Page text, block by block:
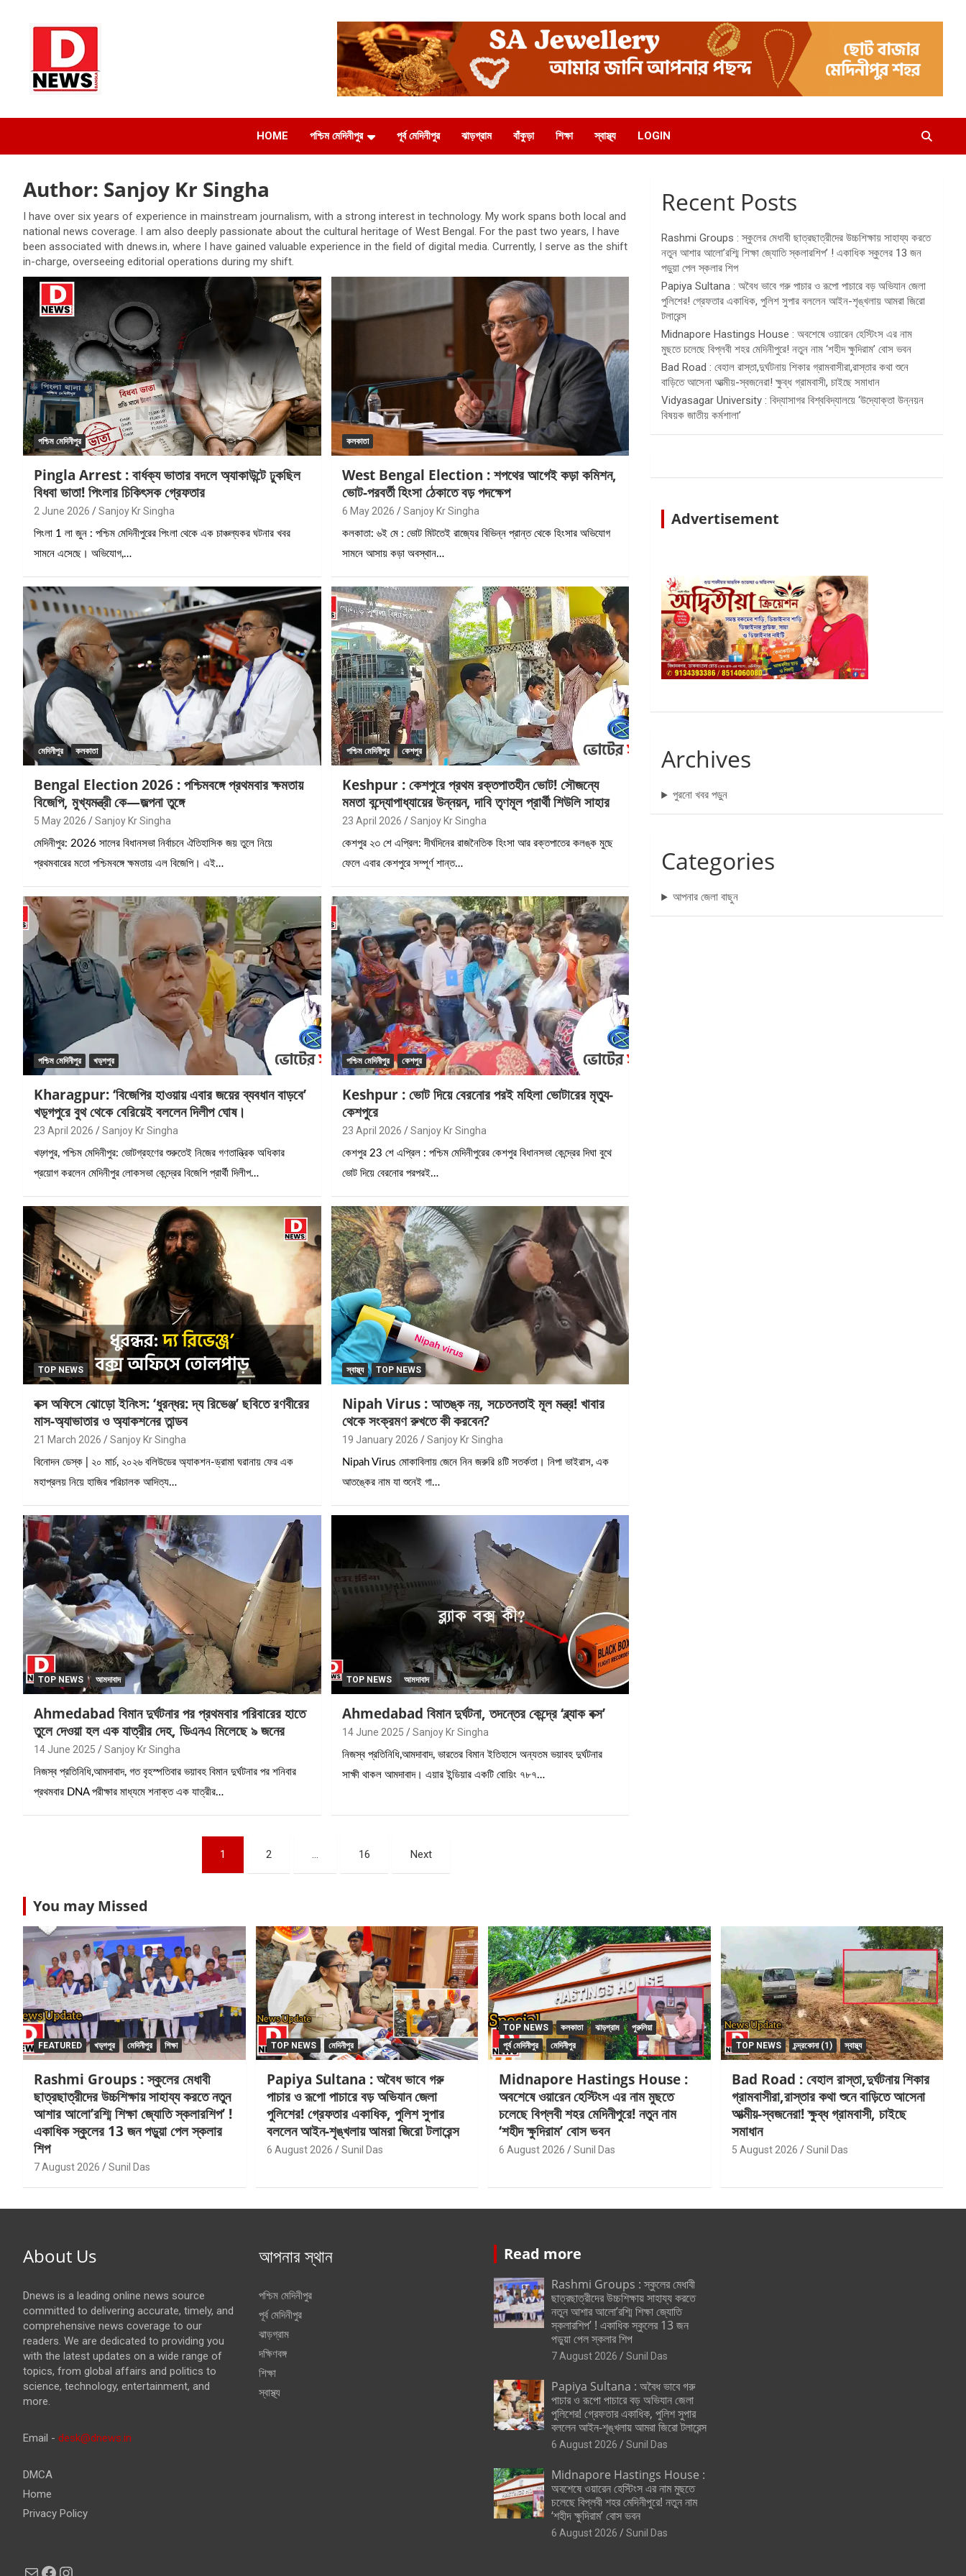
Dnews
#Medinipur24X7News
HOME
পশ্চিম মেদিনীপুর পূর্ব মেদিনীপুর ঝাড়গ্রাম বাঁকুড়া শিক্ষা স্বাস্থ্য LOGIN
Author: Sanjoy Kr Singha
I have over six years of experience in mainstream journalism, with a strong interest in technology. My work spans both local and
national news coverage. I am also deeply passionate about the cultural heritage of West Bengal. For the past two years, I have
been associated with dnews.in, where I have gained valuable experience in the field of digital media. Currently, I serve as the shift
in-charge, overseeing editorial operations during my shift.
পশ্চিম মেদিনীপুর
Pingla Arrest : বার্ধক্য ভাতার বদলে অ্যাকাউন্টে ঢুকছিল
বিধবা ভাতা! পিংলার চিকিৎসক গ্রেফতার
2 June 2026 Sanjoy Kr Singha
পিংলা 1 লা জুন : পশ্চিম মেদিনীপুরের পিংলা থেকে এক চাঞ্চল্যকর ঘটনার খবর
সামনে এসেছে। অভিযোগ,…
কলকাতা
West Bengal Election : শপথের আগেই কড়া কমিশন,
ভোট-পরবর্তী হিংসা ঠেকাতে বড় পদক্ষেপ
6 May 2026 Sanjoy Kr Singha
কলকাতা: ৬ই মে : ভোট মিটতেই রাজ্যের বিভিন্ন প্রান্ত থেকে হিংসার অভিযোগ
সামনে আসায় কড়া অবস্থান…
মেদিনীপুর কলকাতা
Bengal Election 2026 : পশ্চিমবঙ্গে প্রথমবার ক্ষমতায়
বিজেপি, মুখ্যমন্ত্রী কে—জল্পনা তুঙ্গে
5 May 2026 Sanjoy Kr Singha
মেদিনীপুর: 2026 সালের বিধানসভা নির্বাচনে ঐতিহাসিক জয় তুলে নিয়ে
প্রথমবারের মতো পশ্চিমবঙ্গে ক্ষমতায় এল বিজেপি। এই…
পশ্চিম মেদিনীপুর কেশপুর
Keshpur : কেশপুরে প্রথম রক্তপাতহীন ভোট! সৌজন্যে
মমতা বন্দ্যোপাধ্যায়ের উন্নয়ন, দাবি তৃণমূল প্রার্থী শিউলি সাহার
23 April 2026 Sanjoy Kr Singha
কেশপুর ২৩ শে এপ্রিল: দীর্ঘদিনের রাজনৈতিক হিংসা আর রক্তপাতের কলঙ্ক মুছে
ফেলে এবার কেশপুরে সম্পূর্ণ শান্ত…
পশ্চিম মেদিনীপুর খড়্গপুর
Kharagpur: ‘বিজেপির হাওয়ায় এবার জয়ের ব্যবধান বাড়বে’
খড়্গপুরে বুথ থেকে বেরিয়েই বললেন দিলীপ ঘোষ।
23 April 2026 Sanjoy Kr Singha
খড়্গপুর, পশ্চিম মেদিনীপুর: ভোটগ্রহণের শুরুতেই নিজের গণতান্ত্রিক অধিকার
প্রয়োগ করলেন মেদিনীপুর লোকসভা কেন্দ্রের বিজেপি প্রার্থী দিলীপ…
পশ্চিম মেদিনীপুর কেশপুর
Keshpur : ভোট দিয়ে বেরনোর পরই মহিলা ভোটারের মৃত্যু-
কেশপুরে
23 April 2026 Sanjoy Kr Singha
কেশপুর 23 শে এপ্রিল : পশ্চিম মেদিনীপুরের কেশপুর বিধানসভা কেন্দ্রের দিঘা বুথে
ভোট দিয়ে বেরনোর পরপরই…
TOP NEWS
বক্স অফিসে ঝোড়ো ইনিংস: ‘ধুরন্ধর: দ্য রিভেঞ্জ’ ছবিতে রণবীরের
মাস-অ্যাভাতার ও অ্যাকশনের তান্ডব
21 March 2026 Sanjoy Kr Singha
বিনোদন ডেস্ক | ২০ মার্চ, ২০২৬ বলিউডের অ্যাকশন-ড্রামা ঘরানায় ফের এক
মহাপ্রলয় নিয়ে হাজির পরিচালক আদিত্য…
স্বাস্থ্য TOP NEWS
Nipah Virus : আতঙ্ক নয়, সচেতনতাই মূল মন্ত্র! খাবার
থেকে সংক্রমণ রুখতে কী করবেন?
19 January 2026 Sanjoy Kr Singha
Nipah Virus মোকাবিলায় জেনে নিন জরুরি ৪টি সতর্কতা। নিপা ভাইরাস, এক
আতঙ্কের নাম যা শুনেই গা…
TOP NEWS আমদাবাদ
Ahmedabad বিমান দুর্ঘটনার পর প্রথমবার পরিবারের হাতে
তুলে দেওয়া হল এক যাত্রীর দেহ, ডিএনএ মিলেছে ৯ জনের
14 June 2025 Sanjoy Kr Singha
নিজস্ব প্রতিনিধি,আমদাবাদ, গত বৃহস্পতিবার ভয়াবহ বিমান দুর্ঘটনার পর শনিবার
প্রথমবার DNA পরীক্ষার মাধ্যমে শনাক্ত এক যাত্রীর…
TOP NEWS আমদাবাদ
Ahmedabad বিমান দুর্ঘটনা, তদন্তের কেন্দ্রে ‘ব্ল্যাক বক্স’
14 June 2025 Sanjoy Kr Singha
নিজস্ব প্রতিনিধি,আমদাবাদ, ভারতের বিমান ইতিহাসে অন্যতম ভয়াবহ দুর্ঘটনার
সাক্ষী থাকল আমদাবাদ। এয়ার ইন্ডিয়ার একটি বোয়িং ৭৮৭…
1 2 … 16 Next
Recent Posts
Rashmi Groups : স্কুলের মেধাবী ছাত্রছাত্রীদের উচ্চশিক্ষায় সাহায্য করতে
নতুন আশার আলো’রশ্মি শিক্ষা জ্যোতি স্কলারশিপ’ ! একাধিক স্কুলের 13 জন
পড়ুয়া পেল স্কলার শিপ
Papiya Sultana : অবৈধ ভাবে গরু পাচার ও রূপো পাচারে বড় অভিযান জেলা
পুলিশের! গ্রেফতার একাধিক, পুলিশ সুপার বললেন আইন-শৃঙ্খলায় আমরা জিরো
টলারেন্স
Midnapore Hastings House : অবশেষে ওয়ারেন হেস্টিংস এর নাম
মুছতে চলেছে বিপ্লবী শহর মেদিনীপুরে! নতুন নাম ‘শহীদ ক্ষুদিরাম’ বোস ভবন
Bad Road : বেহাল রাস্তা,দুর্ঘটনায় শিকার গ্রামবাসীরা,রাস্তার কথা শুনে
বাড়িতে আসেনা আত্মীয়-স্বজনেরা! ক্ষুব্ধ গ্রামবাসী, চাইছে সমাধান
Vidyasagar University : বিদ্যাসাগর বিশ্ববিদ্যালয়ে ‘উদ্যোক্তা উন্নয়ন
বিষয়ক জাতীয় কর্মশালা’
Advertisement
Archives
পুরনো খবর পড়ুন
Categories
আপনার জেলা বাছুন
You may Missed
FEATURED খড়্গপুর মেদিনীপুর শিক্ষা
Rashmi Groups : স্কুলের মেধাবী
ছাত্রছাত্রীদের উচ্চশিক্ষায় সাহায্য করতে নতুন
আশার আলো’রশ্মি শিক্ষা জ্যোতি স্কলারশিপ’ !
একাধিক স্কুলের 13 জন পড়ুয়া পেল স্কলার
শিপ
7 August 2026 Sunil Das
TOP NEWS মেদিনীপুর
Papiya Sultana : অবৈধ ভাবে গরু
পাচার ও রূপো পাচারে বড় অভিযান জেলা
পুলিশের! গ্রেফতার একাধিক, পুলিশ সুপার
বললেন আইন-শৃঙ্খলায় আমরা জিরো টলারেন্স
6 August 2026 Sunil Das
TOP NEWS কলকাতা ঝাড়গ্রাম
পুরুলিয়া
পূর্ব মেদিনীপুর
মেদিনীপুর
Midnapore Hastings House :
অবশেষে ওয়ারেন হেস্টিংস এর নাম মুছতে
চলেছে বিপ্লবী শহর মেদিনীপুরে! নতুন নাম
‘শহীদ ক্ষুদিরাম’ বোস ভবন
6 August 2026 Sunil Das
TOP NEWS চন্দ্রকোনা (1) স্বাস্থ্য
Bad Road : বেহাল রাস্তা,দুর্ঘটনায় শিকার
গ্রামবাসীরা,রাস্তার কথা শুনে বাড়িতে আসেনা
আত্মীয়-স্বজনেরা! ক্ষুব্ধ গ্রামবাসী, চাইছে
সমাধান
5 August 2026 Sunil Das
About Us
Dnews is a leading online news source
committed to delivering accurate, timely, and
comprehensive news coverage to our
readers. We are dedicated to providing you
with the latest updates on a wide range of
topics, from global affairs and politics to
science, technology, entertainment, and
more.
Email - desk@dnews.in
DMCA
Home
Privacy Policy
MailFacebook
Instagram
আপনার স্থান
পশ্চিম মেদিনীপুর
পূর্ব মেদিনীপুর
ঝাড়গ্রাম
দক্ষিণবঙ্গ
শিক্ষা
স্বাস্থ্য
Read more
Rashmi Groups : স্কুলের মেধাবী
ছাত্রছাত্রীদের উচ্চশিক্ষায় সাহায্য করতে
নতুন আশার আলো’রশ্মি শিক্ষা জ্যোতি
স্কলারশিপ’ ! একাধিক স্কুলের 13 জন
পড়ুয়া পেল স্কলার শিপ
7 August 2026 Sunil Das
Papiya Sultana : অবৈধ ভাবে গরু
পাচার ও রূপো পাচারে বড় অভিযান জেলা
পুলিশের! গ্রেফতার একাধিক, পুলিশ সুপার
বললেন আইন-শৃঙ্খলায় আমরা জিরো টলারেন্স
6 August 2026 Sunil Das
Midnapore Hastings House :
অবশেষে ওয়ারেন হেস্টিংস এর নাম মুছতে
চলেছে বিপ্লবী শহর মেদিনীপুরে! নতুন নাম
‘শহীদ ক্ষুদিরাম’ বোস ভবন
6 August 2026 Sunil Das